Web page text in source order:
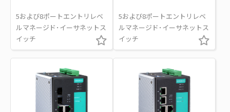
5および8ポートエントリレベ
ルマネージド･イーサネットス
イッチ
5および8ポートエントリレベ
ルマネージド･イーサネットス
イッチ